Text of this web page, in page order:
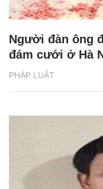
PHÁP LUẬT
Người đàn ông
đám cưới ở Hà